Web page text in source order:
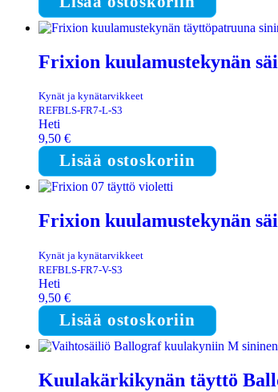
Frixion kuulamustekynän
Kynät ja kynätarvikkeet
REFBLS-FR7-L-S3
Heti
9,50 €
Lisää ostoskoriin
Frixion kuulamustekynän
Kynät ja kynätarvikkeet
REFBLS-FR7-V-S3
Heti
9,50 €
Lisää ostoskoriin
Kuulakärkikynän täyttö